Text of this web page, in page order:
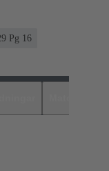
Pg 16